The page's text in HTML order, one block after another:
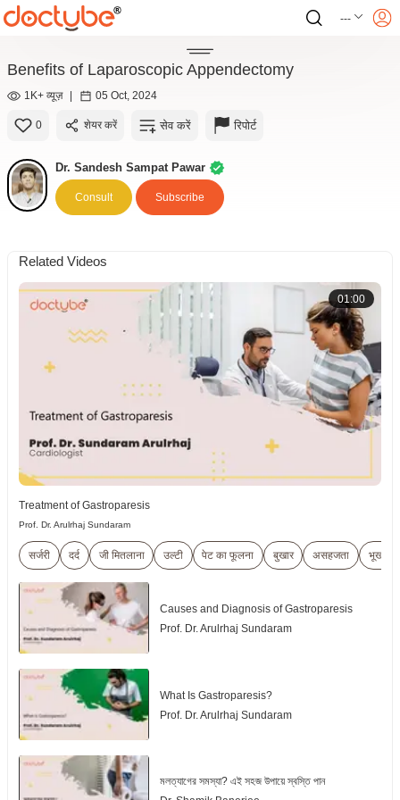
---
Benefits of Laparoscopic Appendectomy
1K+ व्यूज़ | 05 Oct, 2024
0 शेयर करें सेव करें रिपोर्ट
Dr. Sandesh Sampat Pawar
Consult Subscribe
Related Videos
01:00
Treatment of Gastroparesis
Prof. Dr. Arulrhaj Sundaram
सर्जरी दर्द जी मितलाना उल्टी पेट का फूलना बुखार असहजता भूख में
Causes and Diagnosis of Gastroparesis
Prof. Dr. Arulrhaj Sundaram
What Is Gastroparesis?
Prof. Dr. Arulrhaj Sundaram
মলত্যাগের সমস্যা? এই সহজ উপায়ে স্বস্তি পান